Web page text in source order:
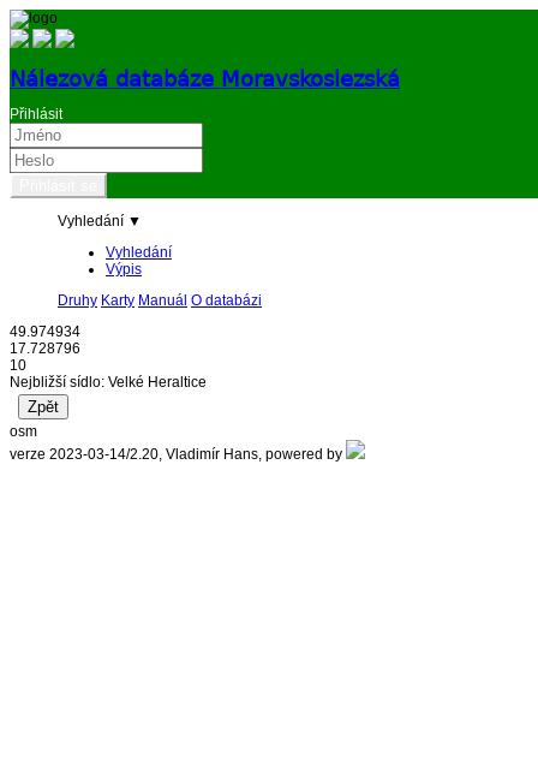
Nálezová databáze Moravskoslezská
Přihlásit
Vyhledání ▼
Vyhledání
Výpis
Druhy Karty Manuál O databázi
49.974934
17.728796
10
Nejbližší sídlo: Velké Heraltice
osm
verze 2023-03-14/2.20, Vladimír Hans, powered by